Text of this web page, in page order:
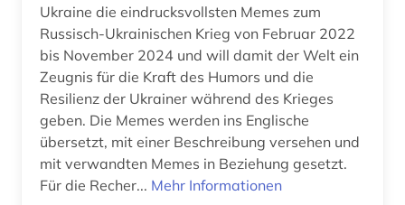
Ukraine die eindrucksvollsten Memes zum
Russisch-Ukrainischen Krieg von Februar 2022
bis November 2024 und will damit der Welt ein
Zeugnis für die Kraft des Humors und die
Resilienz der Ukrainer während des Krieges
geben. Die Memes werden ins Englische
übersetzt, mit einer Beschreibung versehen und
mit verwandten Memes in Beziehung gesetzt.
Für die Recher... Mehr Informationen